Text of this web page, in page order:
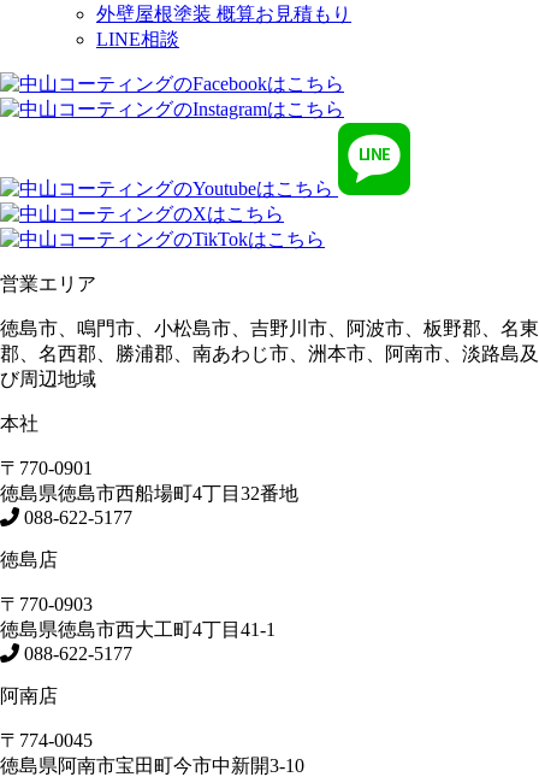
外壁屋根塗装 概算お見積もり
LINE相談
営業エリア
徳島市、鳴門市、小松島市、吉野川市、阿波市、板野郡、名東
郡、名西郡、勝浦郡、南あわじ市、洲本市、阿南市、淡路島及
び周辺地域
本社
〒770-0901
徳島県徳島市西船場町4丁目32番地
088-622-5177
徳島店
〒770-0903
徳島県徳島市西大工町4丁目41-1
088-622-5177
阿南店
〒774-0045
徳島県阿南市宝田町今市中新開3-10